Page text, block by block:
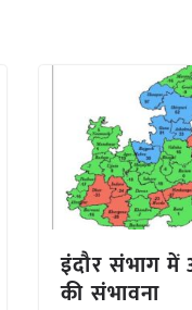
इंदौर संभाग में
की संभावना